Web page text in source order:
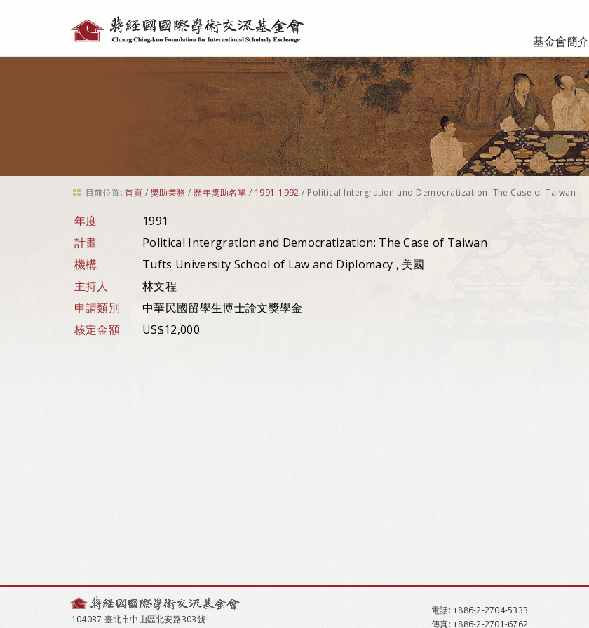
具
基金會簡介
目前位置: 首頁 / 獎助業務 / 歷年獎助名單 / 1991-1992 / Political Intergration and Democratization: The Case of Taiwan
年度
1991
計畫
Political Intergration and Democratization: The Case of Taiwan
機構
Tufts University School of Law and Diplomacy , 美國
主持人
林文程
申請類別
中華民國留學生博士論文獎學金
核定金額
US$12,000
104037 臺北市中山區北安路303號
電話: +886-2-2704-5333
傳真: +886-2-2701-6762